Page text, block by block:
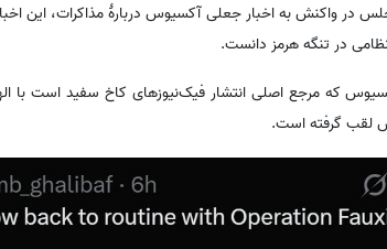
در واکنش به اخبار جعلی آکسیوس دربارهٔ مذاکرات، این
در تنگه هرمز دانست.
لقب گرفته است.